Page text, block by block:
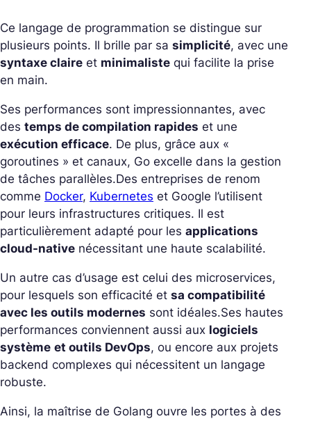
Ce langage de programmation se distingue sur
plusieurs points. Il brille par sa simplicité, avec une
syntaxe claire et minimaliste qui facilite la prise
en main.
Ses performances sont impressionnantes, avec
des temps de compilation rapides et une
exécution efficace. De plus, grâce aux «
goroutines » et canaux, Go excelle dans la gestion
de tâches parallèles.Des entreprises de renom
comme Docker, Kubernetes et Google l’utilisent
pour leurs infrastructures critiques. Il est
particulièrement adapté pour les applications
cloud-native nécessitant une haute scalabilité.
Un autre cas d’usage est celui des microservices,
pour lesquels son efficacité et sa compatibilité
avec les outils modernes sont idéales.Ses hautes
performances conviennent aussi aux logiciels
système et outils DevOps, ou encore aux projets
backend complexes qui nécessitent un langage
robuste.
Ainsi, la maîtrise de Golang ouvre les portes à des